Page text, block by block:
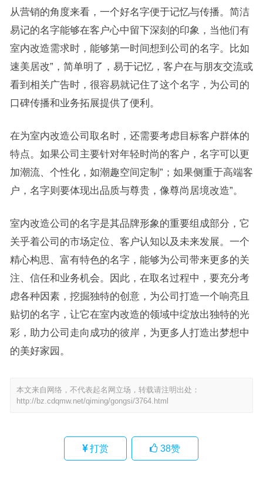
从营销的角度来看，一个好名字便于记忆与传播。简洁
易记的名字能够在客户心中留下深刻的印象，当他们有
室内改造需求时，能够第一时间想到公司的名字。比如
速美居改”，简单明了，易于记忆，客户在与朋友交流或
看到相关广告时，很容易就记住了这个名字，为公司的
口碑传播和业务拓展提供了便利。
在为室内改造公司取名时，还需要考虑目标客户群体的
特点。如果公司主要针对年轻时尚的客户，名字可以更
加潮流、个性化，如潮趣空间定制”；如果侧重于高端客
户，名字则要体现出品质与尊贵，像尊尚居境改造”。
室内改造公司的名字是其品牌形象的重要组成部分，它
关乎着公司的市场定位、客户认知以及未来发展。一个
精心构思、富有特色的名字，能够为公司带来更多的关
注、信任和业务机会。因此，在取名过程中，要充分考
虑各种因素，挖掘独特的创意，为公司打造一个响亮且
贴切的名字，让它在室内改造的领域中绽放出独特的光
彩，助力公司走向成功的彼岸，为更多人打造出梦想中
的美好家园。
本文来自网络，不代表起名网立场，转载请注明出处：
http://bz.cdqmw.net/qiming/gongsi/3764.html
打赏 38赞